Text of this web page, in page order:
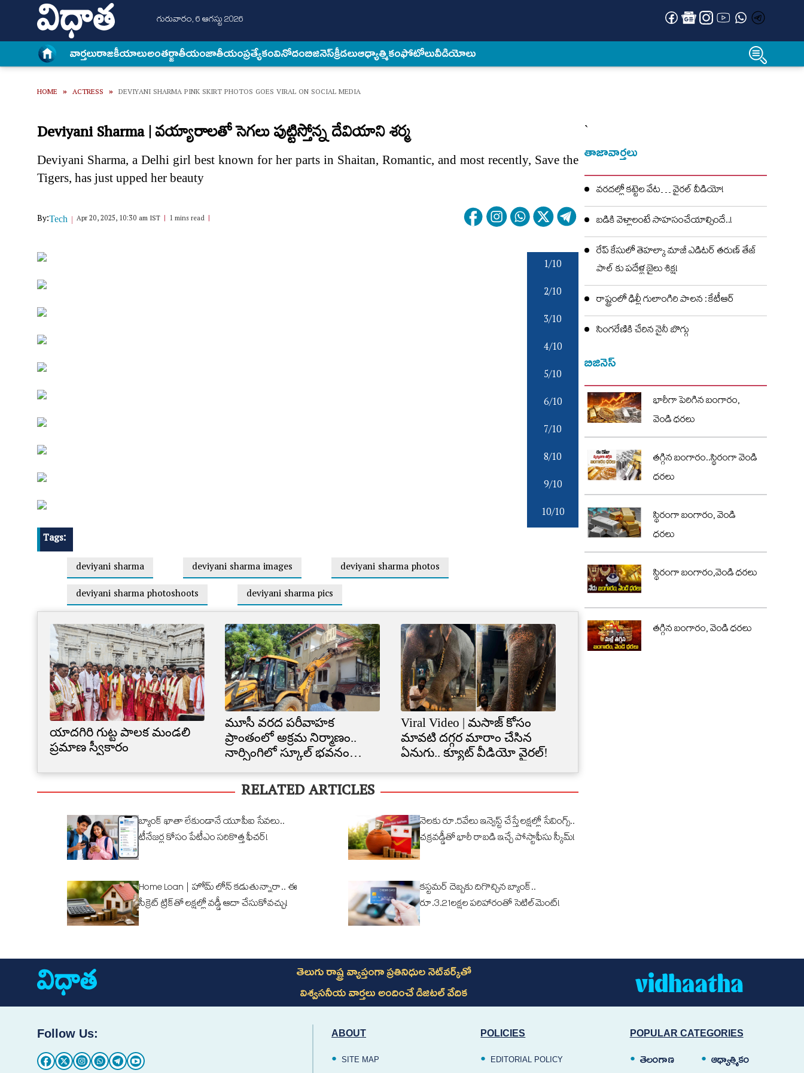
గురువారం, 6 ఆగస్టు 2026
వార్త‌లురాజకీయాలుఅంత‌ర్జాతీయంజాతీయంప్రత్యేకంవినోదంబిజినెస్క్రీడలుఆధ్యాత్మికంఫోటోలువీడియోలు
HOME » ACTRESS » DEVIYANI SHARMA PINK SKIRT PHOTOS GOES VIRAL ON SOCIAL MEDIA
Deviyani Sharma | వయ్యారాలతో సెగలు పుట్టిస్తోన్న దేవియాని శర్మ
Deviyani Sharma, a Delhi girl best known for her parts in Shaitan, Romantic, and most recently, Save the
Tigers, has just upped her beauty
By:Tech Apr 20, 2025, 10:30 am IST 1 mins read
1/10
2/10
3/10
4/10
5/10
6/10
7/10
8/10
9/10
10/10
Tags:
deviyani sharma
deviyani sharma images
deviyani sharma photos
deviyani sharma photoshoots
deviyani sharma pics
యాదగిరి గుట్ట పాలక మండలి
ప్రమాణ స్వీకారం
మూసీ వరద పరీవాహక
ప్రాంతంలో అక్రమ నిర్మాణం..
నార్సింగిలో స్కూల్‌ భవనం
Viral Video | మసాజ్ కోసం
మావటి దగ్గర మారాం చేసిన
ఏనుగు.. క్యూట్ వీడియో వైరల్!
RELATED ARTICLES
బ్యాంక్ ఖాతా లేకుండానే యూపీఐ సేవలు..
టీనేజర్ల కోసం పేటీఎం సరికొత్త ఫీచర్!
నెలకు రూ.5వేలు ఇన్వెస్ట్ చేస్తే లక్షల్లో సేవింగ్స్..
చక్రవడ్డీతో భారీ రాబడి ఇచ్చే పోస్టాఫీసు స్కీమ్!
Home Loan | హోమ్ లోన్ కడుతున్నారా.. ఈ
సీక్రెట్ ట్రిక్‌తో లక్షల్లో వడ్డీ ఆదా చేసుకోవచ్చు!
కస్టమర్ దెబ్బకు దిగొచ్చిన బ్యాంక్..
రూ.3.21లక్షల పరిహారంతో సెటిల్‌మెంట్!
`
తాజావార్తలు
వరదల్లో కట్టెల వేట… వైరల్ వీడియో!
బడికి వెళ్లాలంటే సాహసంచేయాల్సిందే..!
రేప్ కేసులో తెహల్కా మాజీ ఎడిటర్ తరుణ్ తేజ్
పాల్ కు పదేళ్ల జైలు శిక్ష!
రాష్ట్రంలో ఢిల్లీ గులాంగిరి పాలన : కేటీఆర్
సింగరేణికి చేరిన నైనీ బొగ్గు
బిజినెస్
భారీగా పెరిగిన బంగారం,
వెండి ధరలు
తగ్గిన బంగారం..స్థిరంగా వెండి
ధరలు
స్థిరంగా బంగారం, వెండి
ధరలు
స్థిరంగా బంగారం,వెండి ధరలు
తగ్గిన బంగారం, వెండి ధరలు
తెలుగు రాష్ట్ర వ్యాప్తంగా ప్రతినిధుల నెట్‌వర్క్‌తో
విశ్వసనీయ వార్తలు అందించే డిజిటల్ వేదిక
Follow Us: ABOUT
SITE MAP
POLICIES
EDITORIAL POLICY
POPULAR CATEGORIES
తెలంగాణ
ఆధ్యాత్మికం